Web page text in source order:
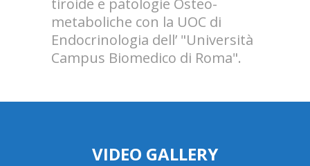
metaboliche con la UOC di
Endocrinologia dell’ "Università
Campus Biomedico di Roma".
VIDEO GALLERY